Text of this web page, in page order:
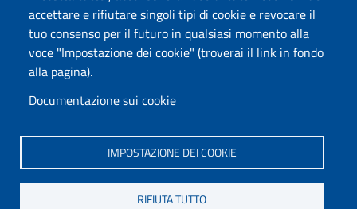
accettare e rifiutare singoli tipi di cookie e revocare il
tuo consenso per il futuro in qualsiasi momento alla
voce "Impostazione dei cookie" (troverai il link in fondo
alla pagina).
Documentazione sui cookie
IMPOSTAZIONE DEI COOKIE
RIFIUTA TUTTO
comunicazione@alumbria.it
Small prints
Useful links section
Mappa
Impostazione dei cookie